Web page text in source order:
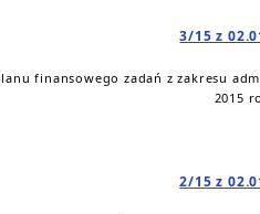
3/15 z
finansowego zadań z zakresu
2015
2/15 z